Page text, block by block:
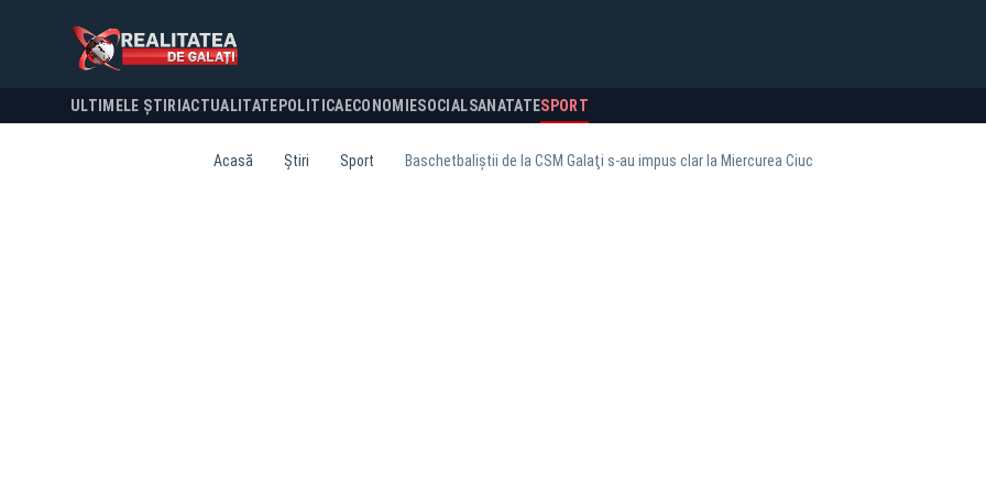
ULTIMELE ȘTIRI ACTUALITATE POLITICA ECONOMIESOCIALSANATATESPORT
Acasă Știri Sport Baschetbaliştii de la CSM Galaţi s-au impus clar la Miercurea Ciuc